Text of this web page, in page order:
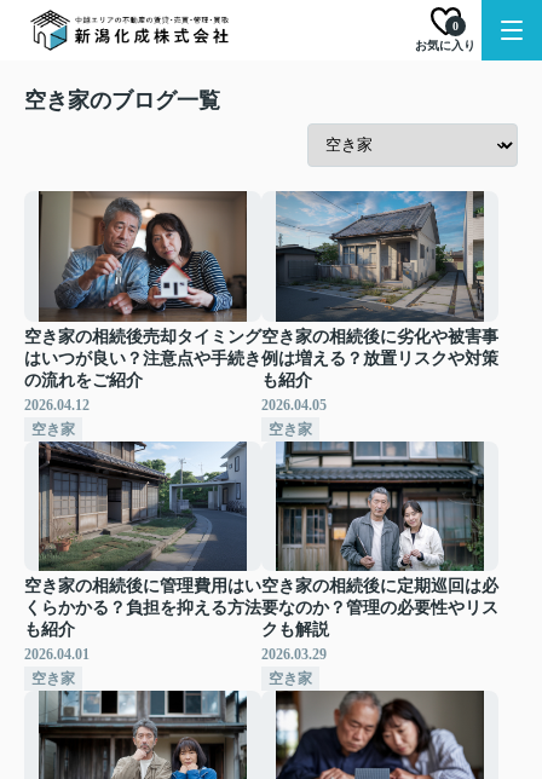
お気に入り
0
空き家のブログ一覧
空き家の相続後売却タイミング
はいつが良い？注意点や手続き
の流れをご紹介
2026.04.12
空き家
空き家の相続後に劣化や被害事
例は増える？放置リスクや対策
も紹介
2026.04.05
空き家
空き家の相続後に管理費用はい
くらかかる？負担を抑える方法
も紹介
2026.04.01
空き家
空き家の相続後に定期巡回は必
要なのか？管理の必要性やリス
クも解説
2026.03.29
空き家